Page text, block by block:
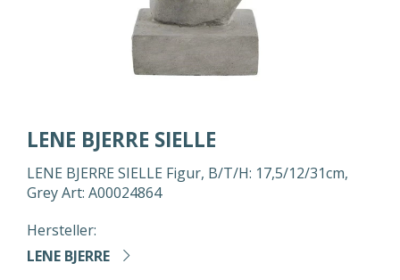
LENE BJERRE SIELLE
LENE BJERRE SIELLE Figur, B/T/H: 17,5/12/31cm,
Grey Art: A00024864
Hersteller:
LENE BJERRE